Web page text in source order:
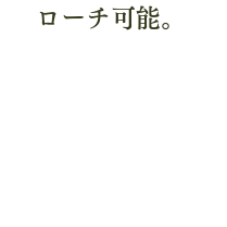
ローチ可能。